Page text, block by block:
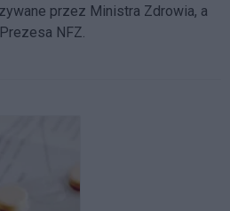
przez Ministra Zdrowia, a
NFZ.